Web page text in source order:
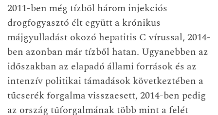
2011-ben még tízből három injekciós
drogfogyasztó élt együtt a krónikus
májgyulladást okozó hepatitis C vírussal, 2014-
ben azonban már tízből hatan. Ugyanebben az
időszakban az elapadó állami források és az
intenzív politikai támadások következtében a
tűcserék forgalma visszaesett, 2014-ben pedig
az ország tűforgalmának több mint a felét